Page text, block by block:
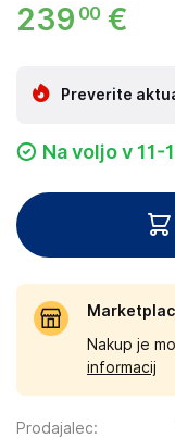
239 00 €
Preverite
Na voljo v
Nakup je
informacij
Prodajalec: